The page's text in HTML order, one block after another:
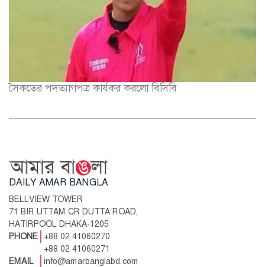
সৈকতের পদত্যাগপত্র কার্যকর করলো বিসিবি
DAILY AMAR BANGLA
BELLVIEW TOWER
71 BIR UTTAM CR DUTTA ROAD,
HATIRPOOL DHAKA-1205
PHONE
+88 02 41060270
+88 02 41060271
EMAIL
info@amarbanglabd.com